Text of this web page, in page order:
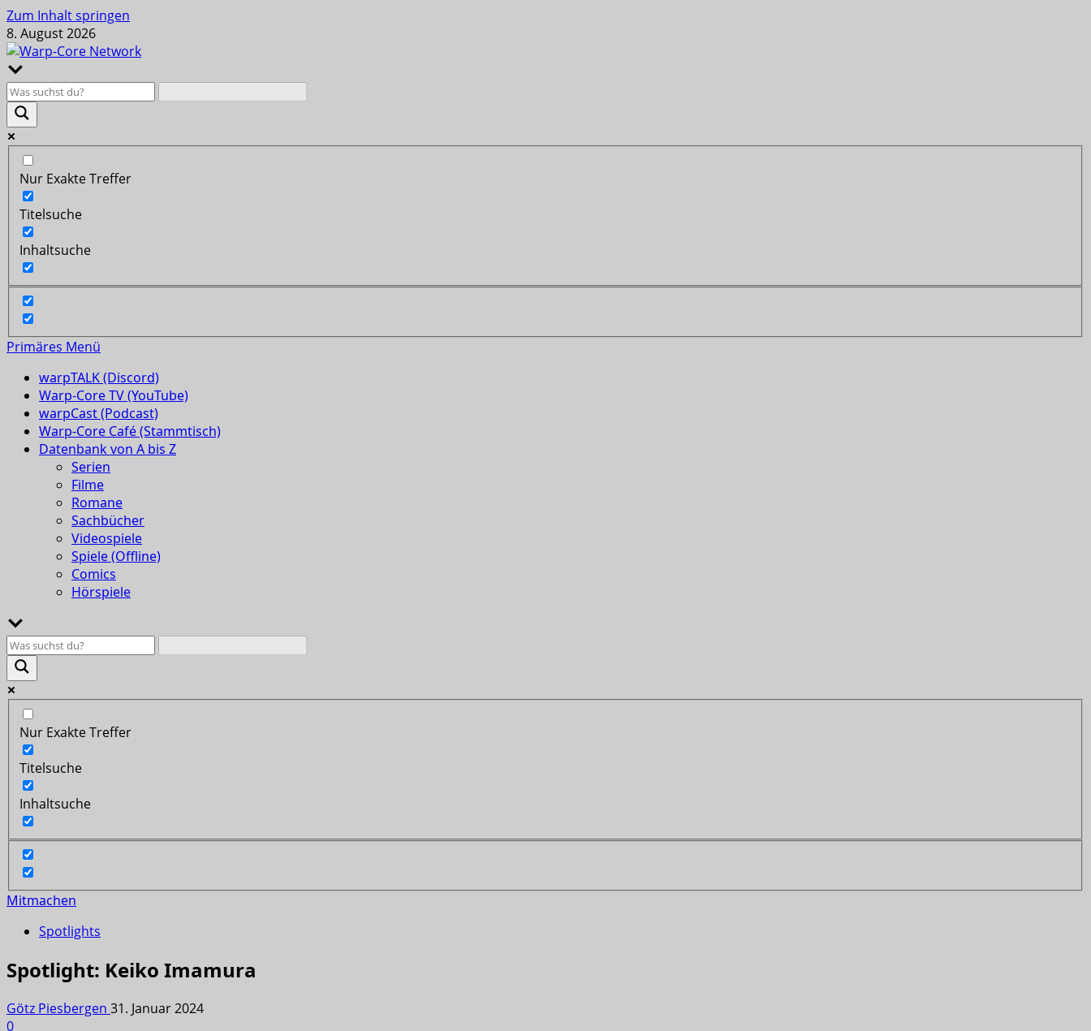
Zum Inhalt springen
8. August 2026
Nur Exakte Treffer
Titelsuche
Inhaltsuche
Primäres Menü
warpTALK (Discord)
Warp-Core TV (YouTube)
warpCast (Podcast)
Warp-Core Café (Stammtisch)
Datenbank von A bis Z
Serien
Filme
Romane
Sachbücher
Videospiele
Spiele (Offline)
Comics
Hörspiele
Nur Exakte Treffer
Titelsuche
Inhaltsuche
Mitmachen
Spotlights
Spotlight: Keiko Imamura
Götz Piesbergen 31. Januar 2024
0